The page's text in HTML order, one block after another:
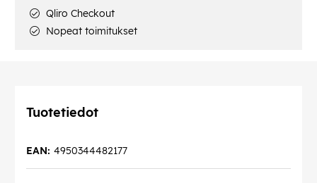
Qliro Checkout
Nopeat toimitukset
Tuotetiedot
4950344482177
EAN: